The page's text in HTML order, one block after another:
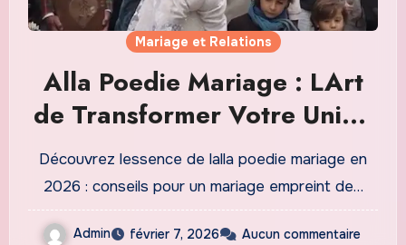
Mariage et Relations
Alla Poedie Mariage : LArt
de Transformer Votre Union
en Célébration Poétique en
2026
Découvrez lessence de lalla poedie mariage en
2026 : conseils pour un mariage empreint de…
Admin février 7, 2026 Aucun commentaire